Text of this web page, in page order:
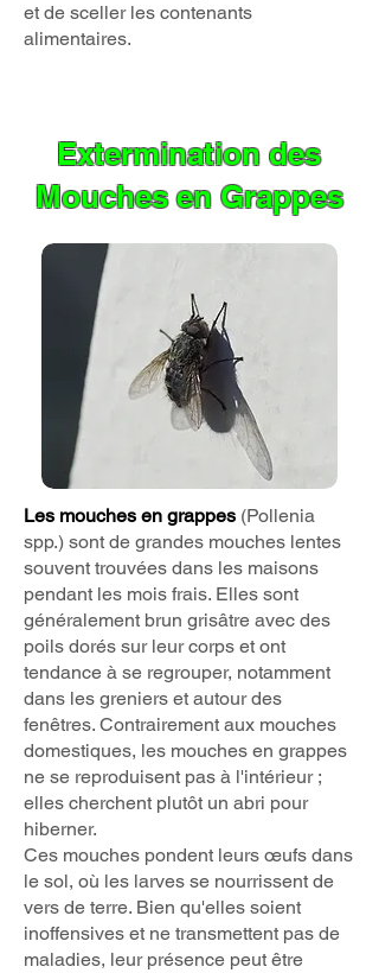
et de sceller les contenants
alimentaires.
Extermination des
Mouchesen Grappes
Les mouches en grappes (Pollenia
spp.) sont de grandes mouches lentes
souvent trouvées dans les maisons
pendant les mois frais. Elles sont
généralement brun grisâtre avec des
poils dorés sur leur corps et ont
tendance à se regrouper, notamment
dans les greniers et autour des
fenêtres. Contrairement aux mouches
domestiques, les mouches en grappes
ne se reproduisent pas à l'intérieur ;
elles cherchent plutôt un abri pour
hiberner.
Ces mouches pondent leurs œufs dans
le sol, où les larves se nourrissent de
vers de terre. Bien qu'elles soient
inoffensives et ne transmettent pas de
maladies, leur présence peut être